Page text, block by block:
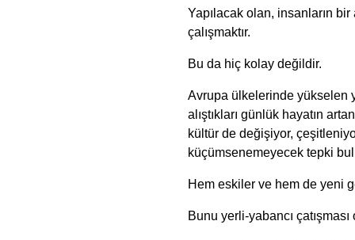
Yapılacak olan, insanların
çalışmaktır.
Bu da hiç kolay değildir.
Avrupa ülkelerinde yükselen
alıştıkları günlük hayatın
kültür de değişiyor,
küçümsenemeyecek tepki
Hem eskiler ve hem de yeni
Bunu yerli-yabancı